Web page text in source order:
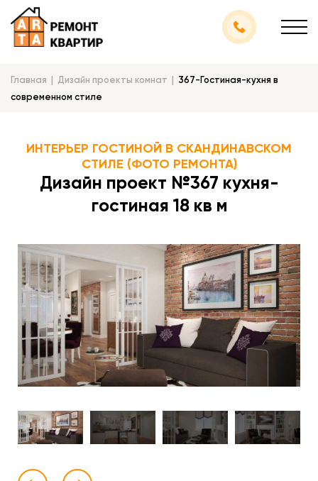
Главная Дизайн проекты комнат
367-Гостиная-кухня в
современном стиле
ИНТЕРЬЕР ГОСТИНОЙ В СКАНДИНАВСКОМ
СТИЛЕ (ФОТО РЕМОНТА)
Дизайн проект №367 кухня-
гостиная 18 кв м